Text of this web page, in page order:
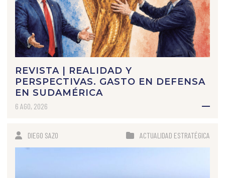
REVISTA | REALIDAD Y
PERSPECTIVAS. GASTO EN DEFENSA
EN SUDAMÉRICA
6 AGO, 2026
DIEGO SAZO ACTUALIDAD ESTRATÉGICA